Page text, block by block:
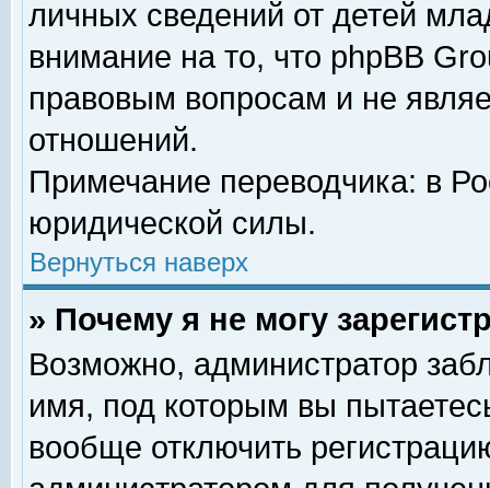
личных сведений от детей
внимание на то, что phpBB
правовым вопросам и не
отношений.
Примечание переводчика: в
юридической силы.
Вернуться наверх
» Почему я не могу
Возможно, администратор
имя, под которым вы
вообще отключить